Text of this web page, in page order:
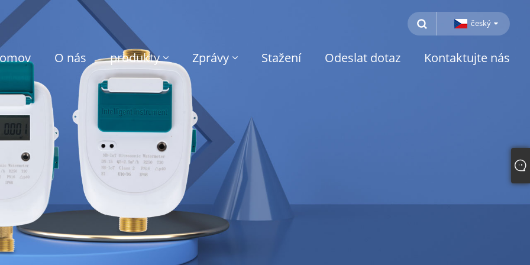
český
O nás produkty Zprávy Stažení Odeslat dotaz Kontaktujte nás